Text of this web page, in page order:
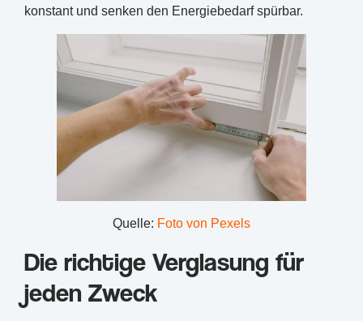
konstant und senken den Energiebedarf spürbar.
Quelle: Foto von Pexels
Die richtige Verglasung für
jeden Zweck